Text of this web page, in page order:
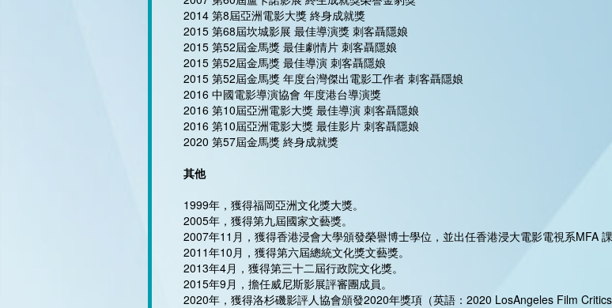
2014 第8屆亞洲電影大獎 終身成就獎
2015 第68屆坎城影展 最佳導演獎 刺客聶隱娘
2015 第52屆金馬獎 最佳劇情片 刺客聶隱娘
2015 第52屆金馬獎 最佳導演 刺客聶隱娘
2015 第52屆金馬獎 年度台灣傑出電影工作者 刺客聶隱娘
2016 中國電影導演協會 年度港台導演獎
2016 第10屆亞洲電影大獎 最佳導演 刺客聶隱娘
2016 第10屆亞洲電影大獎 最佳影片 刺客聶隱娘
2020 第57屆金馬獎 終身成就獎
其他
1999年，獲得福岡亞洲文化獎大獎。
2005年，獲得第九屆國家文藝獎。
2007年11月，獲得香港浸會大學頒發榮譽博士學位，並出任香港浸大電影電視系MFA
2011年10月，獲得第六屆總統文化獎文藝獎。
2013年4月，獲得第三十二屆行政院文化獎。
2015年9月，擔任威尼斯影展評審團成員。
2020年，獲得洛杉磯影評人協會頒發2020年獎項（英語：2020 LosAngeles Film